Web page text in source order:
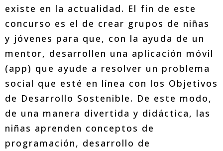
existe en la actualidad. El fin de este
concurso es el de crear grupos de niñas
y jóvenes para que, con la ayuda de un
mentor, desarrollen una aplicación móvil
(app) que ayude a resolver un problema
social que esté en línea con los Objetivos
de Desarrollo Sostenible. De este modo,
de una manera divertida y didáctica, las
niñas aprenden conceptos de
programación, desarrollo de